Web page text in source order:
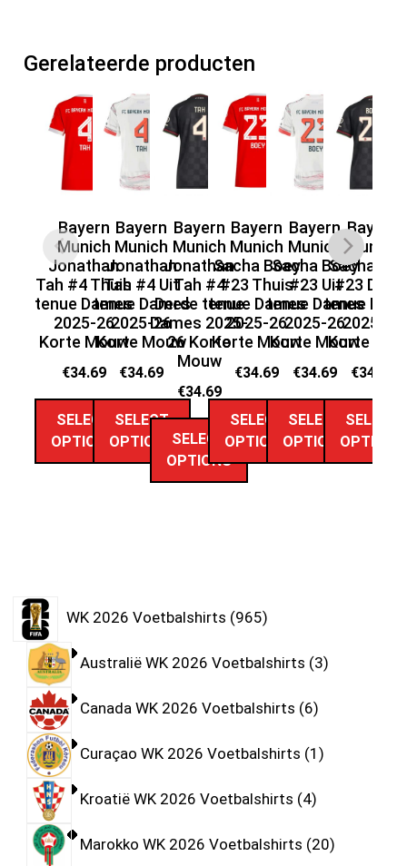
Gerelateerde producten
Bayern
Munich
Jonathan
Tah #4 Thuis
tenue Dames
2025-26
Korte Mouw
€34.69
SELECT
OPTIONS
Bayern
Munich
Jonathan
Tah #4 Uit
tenue Dames
2025-26
Korte Mouw
€34.69
SELECT
OPTIONS
Bayern
Munich
Jonathan
Tah #4
Derde tenue
Dames 2025-
26 Korte
Mouw
€34.69
SELECT
OPTIONS
Bayern
Munich
Sacha Boey
#23 Thuis
tenue Dames
2025-26
Korte Mouw
€34.69
SELECT
OPTIONS
Bayern
Munich
Sacha Boey
#23 Uit
tenue Dames
2025-26
Korte Mouw
€34.69
SELECT
OPTIONS
Bayern
Munich
Sacha
#23
tenue
2025-26
Korte
€34.69
SELECT
OPTIONS
WK 2026 Voetbalshirts 965
Australië WK 2026 Voetbalshirts 3
Canada WK 2026 Voetbalshirts 6
Curaçao WK 2026 Voetbalshirts 1
Kroatië WK 2026 Voetbalshirts 4
Marokko WK 2026 Voetbalshirts 20